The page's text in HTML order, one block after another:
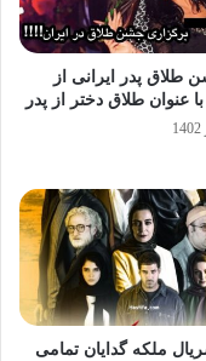
طلاق پدر ایرانی از
عنوان طلاق دختر از پدر
ملکه گدایان تمامی